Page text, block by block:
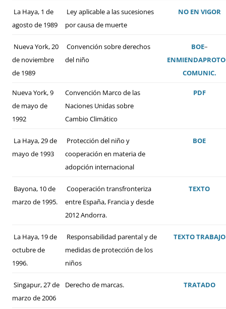
La Haya, 1 de
agosto de 1989
Ley aplicable a las sucesiones
por causa de muerte
NO EN VIGOR
Nueva York, 20
de noviembre
de 1989
Convención sobre derechos
del niño
BOE–
ENMIENDA
COMUNIC.
Nueva York, 9
de mayo de
1992
Convención Marco de las
Naciones Unidas sobre
Cambio Climático
PDF
La Haya, 29 de
mayo de 1993
Protección del niño y
cooperación en materia de
adopción internacional
BOE
Bayona, 10 de
marzo de 1995.
Cooperación transfronteriza
entre España, Francia y desde
2012 Andorra.
TEXTO
La Haya, 19 de
octubre de
1996.
Responsabilidad parental y de
medidas de protección de los
niños
TEXTOTRABAJO
Singapur, 27 de
marzo de 2006
Derecho de marcas. TRATADO